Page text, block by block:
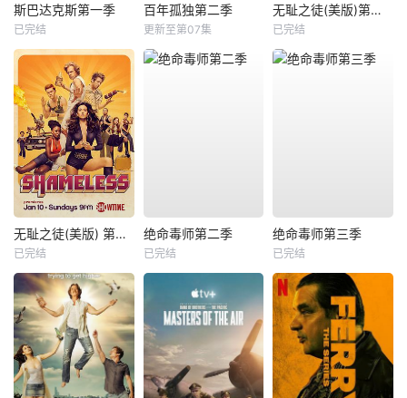
斯巴达克斯第一季
已完结
百年孤独第二季
更新至第07集
无耻之徒(美版)第二季
已完结
无耻之徒(美版) 第六季
已完结
绝命毒师第二季
已完结
绝命毒师第三季
已完结